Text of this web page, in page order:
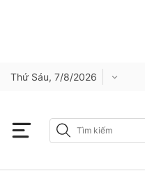
Thứ Sáu, 7/8/2026